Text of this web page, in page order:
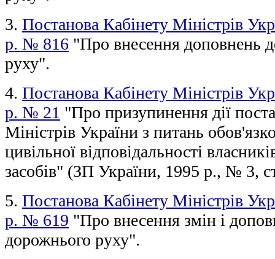
3. Постанова Кабінету Міністрів
р. № 816 "Про внесення доповнень
руху".
4. Постанова Кабінету Міністрів
р. № 21 "Про призупинення дії
Міністрів України з питань
цивільної відповідальності
засобів" (ЗП України, 1995 р., № 3,
5. Постанова Кабінету Міністрів
р. № 619 "Про внесення змін і
дорожнього руху".